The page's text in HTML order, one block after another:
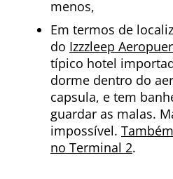
menos,
Em termos de
do Izzzleep
típico hotel
dorme dentro do
capsula, e tem
guardar as malas.
impossível.
no Terminal 2.